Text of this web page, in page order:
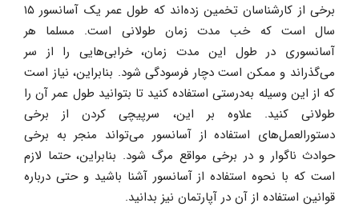
برخی از کارشناسان تخمین زده‌اند که طول عمر یک آسانسور ۱۵
سال است که خب مدت زمان طولانی است. مسلما هر
آسانسوری در طول این مدت زمان، خرابی‌هایی را از سر
می‌گذراند و ممکن است دچار فرسودگی شود. بنابراین، نیاز است
که از این وسیله به‌درستی استفاده کنید تا بتوانید طول عمر آن را
طولانی کنید. علاوه بر این، سرپیچی کردن از برخی
دستورالعمل‌های استفاده از آسانسور می‌تواند منجر به برخی
حوادث ناگوار و در برخی مواقع مرگ شود. بنابراین، حتما لازم
است که با نحوه استفاده از آسانسور آشنا باشید و حتی درباره
قوانین استفاده از آن در آپارتمان نیز بدانید.